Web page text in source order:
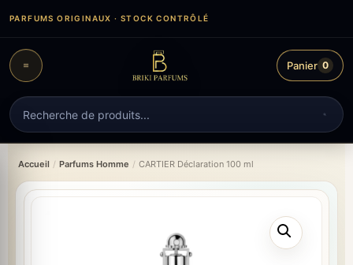
contenu
PARFUMS ORIGINAUX · STOCK CONTRÔLÉ
Recherche
de
produits
Panier 0
Accueil / Parfums Homme / CARTIER Déclaration 100 ml